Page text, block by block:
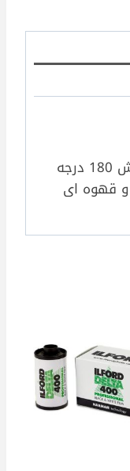
با قابلیت نصب روی دیوار و چرخش 180 درجه
و قهوه ای